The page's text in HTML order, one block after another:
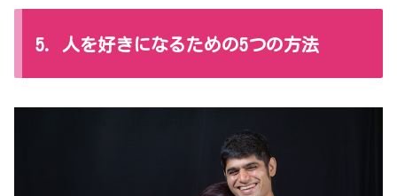
5. 人を好きになるための5つの方法